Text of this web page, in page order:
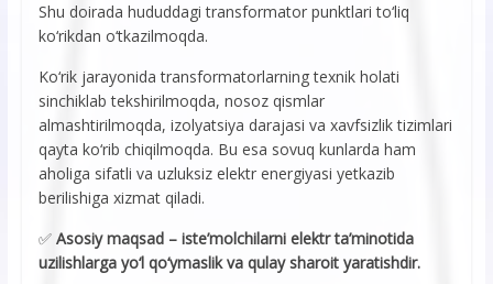
Shu doirada hududdagi transformator punktlari to‘liq
ko‘rikdan o‘tkazilmoqda.
Ko‘rik jarayonida transformatorlarning texnik holati
sinchiklab tekshirilmoqda, nosoz qismlar
almashtirilmoqda, izolyatsiya darajasi va xavfsizlik tizimlari
qayta ko‘rib chiqilmoqda. Bu esa sovuq kunlarda ham
aholiga sifatli va uzluksiz elektr energiyasi yetkazib
berilishiga xizmat qiladi.
✅Asosiy maqsad – iste’molchilarni elektr ta’minotida
uzilishlarga yo‘l qo‘ymaslik va qulay sharoit yaratishdir.